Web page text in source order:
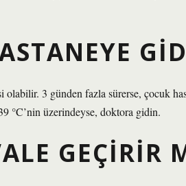
3 günden fazla sürerse, çocuk
°C’nin üzerindeyse, doktora gidin.
GEÇIRIR